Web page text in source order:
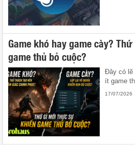
Game khó hay game cày?
game thủ bỏ cuộc?
Đây có lẽ
ít game
17/07/2026